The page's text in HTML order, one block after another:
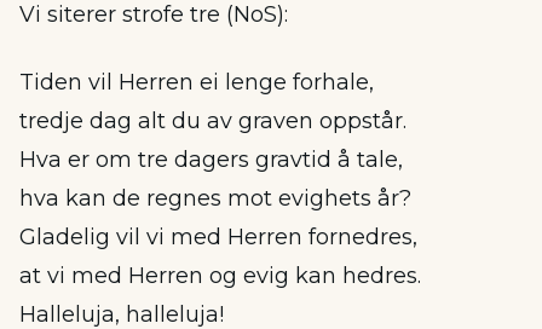
Vi siterer strofe tre (NoS):
Tiden vil Herren ei lenge forhale,
tredje dag alt du av graven oppstår.
Hva er om tre dagers gravtid å tale,
hva kan de regnes mot evighets år?
Gladelig vil vi med Herren fornedres,
at vi med Herren og evig kan hedres.
Halleluja, halleluja!